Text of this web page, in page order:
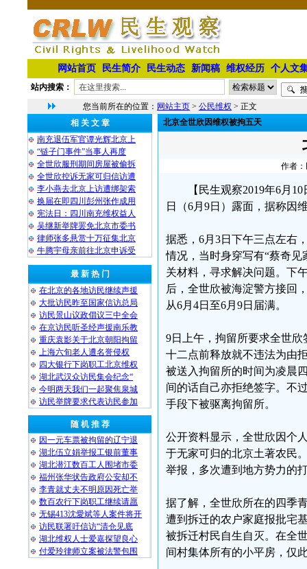
网站首页 民生简介 民生动态 新闻稿 维权经历 个人文
站内搜索：
您当前所在的位置： 网站主页 > 公民维权 > 正文
相 关 文 章
南充退伍军官谭光辉北京上
“链子门事件”当事人再度
全世欣服刑期间房屋被偷拆
全世欣控诉无家可归信访遭
李小燕去北京上访遭绑架索
换届在即四川彭州张作成用
宪法日：四川南充维权益人
吴继新举牌罢免北京市委书
律师张多悬赏十万征集北京
牛腾宇母亲前往北京申诉受
最 新 热 门
在北京的各地访民继续声援
大批访民昨至国家信访总局
访民景山议政倡议三中全会
在京访民听圣经声援南乐教
重庆袁影关于北京朝阳拘留
上海六旬老人遭名誉侵权
四大银行下岗职工北京维权
湖北武汉众访民集会纪念“
今明两天我们一起聚焦泉城
访民举牌要求代表访民参加
随 机 推 荐
因一元车票被拘留的辽宁退
湖北伍立娟举报工银前董事
湖北潜江数百工人围堵市委
福州张华状告政府公安却不
李青就丈夫不明原因死亡举
数百农行下岗职工继续请愿
无锡413沈愛斌等人案件将开
访民联署吁信访“清仓见底
湖北维权人士爱嘉探望良心
付爱玲律师立案被法警包围
北京全世欣因维权被拘五天
作者：
【民生观察2019年6月
日（6月9日）露面，据称因
据悉，6月3日下午三点左右
情况，当时身穿写有“蔡奇
关材料，寻求解决问题。下
后，全世欣被海淀警方接回
从6月4日至6月9日届满。
9日上午，拘留所要求全世
十二点前释放就不违法为由
被送入拘留所的时间为凌晨
间的话自己亦拒绝签字。不
手段下被驱离拘留所。
公开资料显示，全世欣因个
于无家可归的北京土著农民
举报，多次遭到地方势力的
据了解，全世欣所在的四季
遭到拆迁的农户家庭报批宅
被拆迁村民自生自灭。在全
间村集体所有的小平房，仅